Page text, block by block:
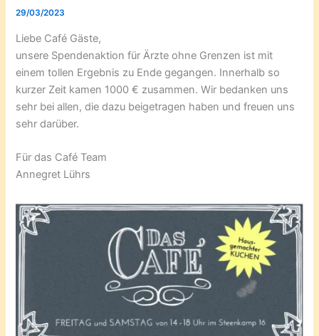
29/03/2023
Liebe Café Gäste,
unsere Spendenaktion für Ärzte ohne Grenzen ist mit
einem tollen Ergebnis zu Ende gegangen. Innerhalb so
kurzer Zeit kamen 1000 € zusammen. Wir bedanken uns
sehr bei allen, die dazu beigetragen haben und freuen uns
sehr darüber.
Für das Café Team
Annegret Lührs